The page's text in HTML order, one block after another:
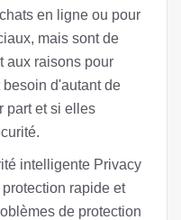
en ligne ou pour
mais sont de
aux raisons pour
d'autant de
part et si elles
intelligente Privacy
rapide et
de protection